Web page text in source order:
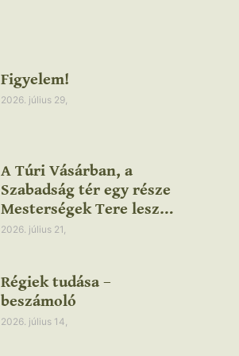
Figyelem!
2026. július 29,
A Túri Vásárban, a
Szabadság tér egy része
Mesterségek Tere lesz…
2026. július 21,
Régiek tudása –
beszámoló
2026. július 14,